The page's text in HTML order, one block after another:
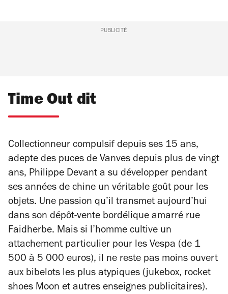
PUBLICITÉ
Time Out dit
Collectionneur compulsif depuis ses 15 ans,
adepte des puces de Vanves depuis plus de vingt
ans, Philippe Devant a su développer pendant
ses années de chine un véritable goût pour les
objets. Une passion qu’il transmet aujourd’hui
dans son dépôt-vente bordélique amarré rue
Faidherbe. Mais si l’homme cultive un
attachement particulier pour les Vespa (de 1
500 à 5 000 euros), il ne reste pas moins ouvert
aux bibelots les plus atypiques (jukebox, rocket
shoes Moon et autres enseignes publicitaires).